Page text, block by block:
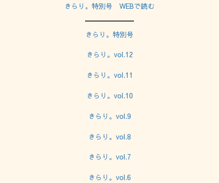
きらり。特別号 WEBで読む
きらり。特別号
きらり。vol.12
きらり。vol.11
きらり。vol.10
きらり。vol.9
きらり。vol.8
きらり。vol.7
きらり。vol.6